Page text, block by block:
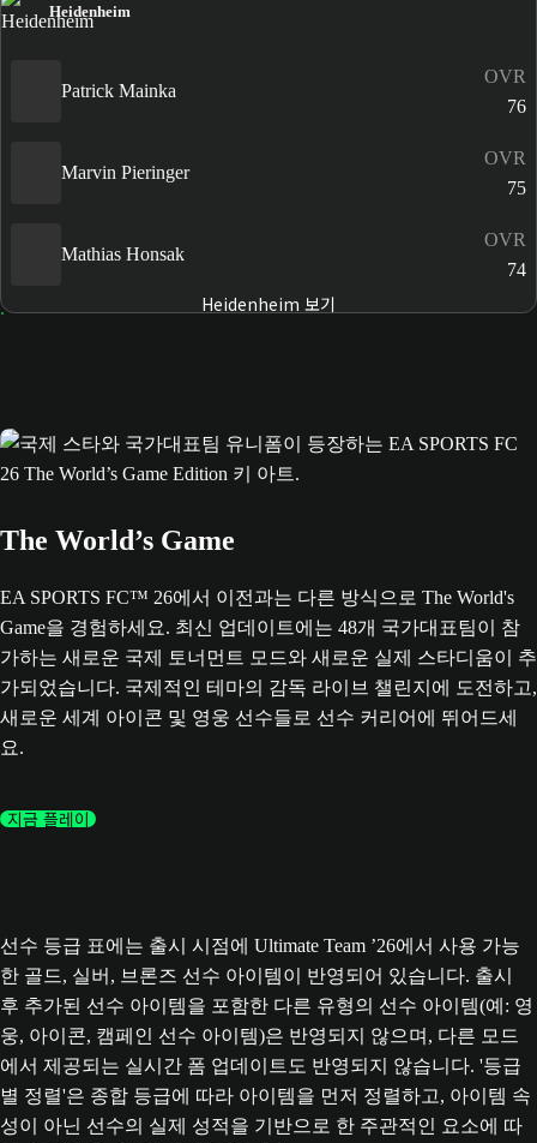
Heidenheim
Patrick Mainka
OVR
76
Marvin Pieringer
OVR
75
Mathias Honsak
OVR
74
Heidenheim 보기
The World’s Game
EA SPORTS FC™ 26에서 이전과는 다른 방식으로 The World's
Game을 경험하세요. 최신 업데이트에는 48개 국가대표팀이 참
가하는 새로운 국제 토너먼트 모드와 새로운 실제 스타디움이 추
가되었습니다. 국제적인 테마의 감독 라이브 챌린지에 도전하고,
새로운 세계 아이콘 및 영웅 선수들로 선수 커리어에 뛰어드세
요.
지금 플레이
선수 등급 표에는 출시 시점에 Ultimate Team ’26에서 사용 가능
한 골드, 실버, 브론즈 선수 아이템이 반영되어 있습니다. 출시
후 추가된 선수 아이템을 포함한 다른 유형의 선수 아이템(예: 영
웅, 아이콘, 캠페인 선수 아이템)은 반영되지 않으며, 다른 모드
에서 제공되는 실시간 폼 업데이트도 반영되지 않습니다. '등급
별 정렬'은 종합 등급에 따라 아이템을 먼저 정렬하고, 아이템 속
성이 아닌 선수의 실제 성적을 기반으로 한 주관적인 요소에 따